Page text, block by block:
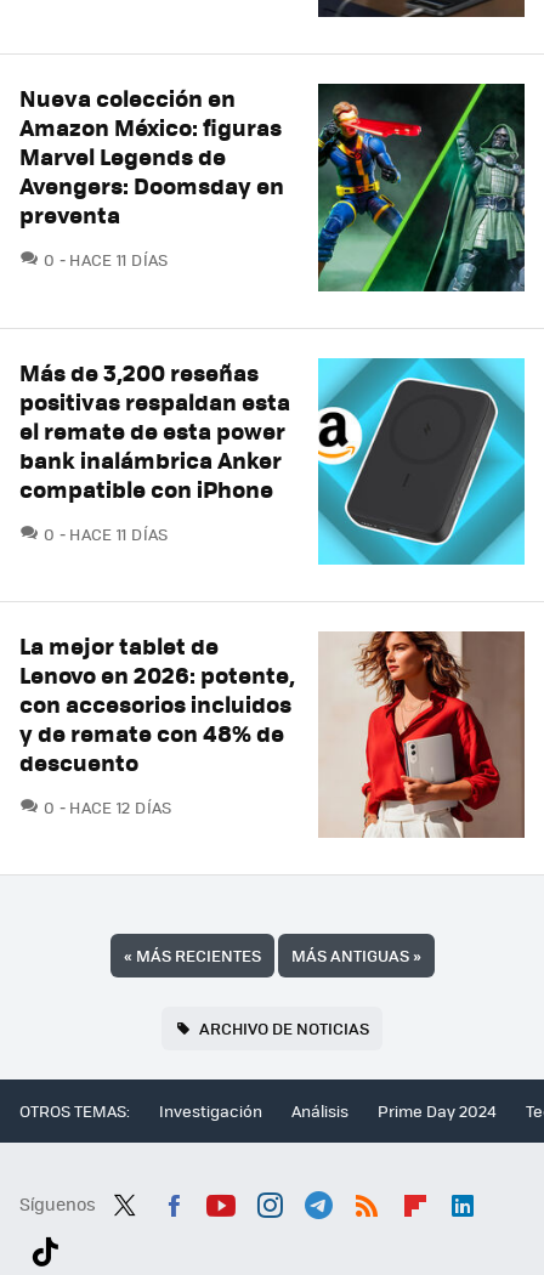
Nueva colección en
Amazon México: figuras
Marvel Legends de
Avengers: Doomsday en
preventa
0 COMENTARIOS
HACE 11 DÍAS
Más de 3,200 reseñas
positivas respaldan esta
el remate de esta power
bank inalámbrica Anker
compatible con iPhone
0 COMENTARIOS
HACE 11 DÍAS
La mejor tablet de
Lenovo en 2026: potente,
con accesorios incluidos
y de remate con 48% de
descuento
0 COMENTARIOS
HACE 12 DÍAS
« MÁS RECIENTES MÁS ANTIGUAS»
ARCHIVO DE NOTICIAS
OTROS TEMAS: Investigación Análisis Prime Day 2024
Síguenos